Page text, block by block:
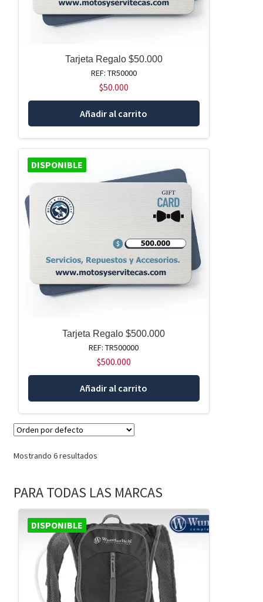
Tarjeta Regalo $50.000
REF: TR50000
$50.000
Añadir al carrito
DISPONIBLE
Tarjeta Regalo $500.000
REF: TR500000
$500.000
Añadir al carrito
Mostrando 6 resultados
PARA TODAS LAS MARCAS
DISPONIBLE